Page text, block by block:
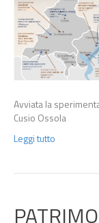
Avviata la
Cusio Ossola
Leggi tutto